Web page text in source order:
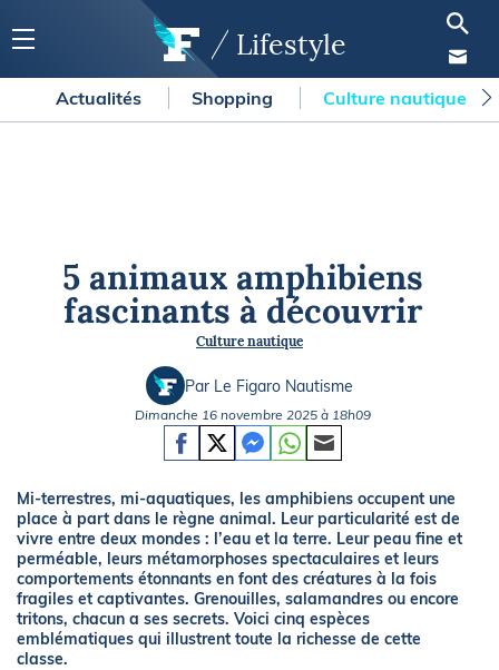
Lifestyle
Actualités Shopping Culture nautique
5 animaux amphibiens
fascinants à découvrir
Culture nautique
Par Le Figaro Nautisme
Dimanche 16 novembre 2025 à 18h09
Mi-terrestres, mi-aquatiques, les amphibiens occupent une
place à part dans le règne animal. Leur particularité est de
vivre entre deux mondes : l’eau et la terre. Leur peau fine et
perméable, leurs métamorphoses spectaculaires et leurs
comportements étonnants en font des créatures à la fois
fragiles et captivantes. Grenouilles, salamandres ou encore
tritons, chacun a ses secrets. Voici cinq espèces
emblématiques qui illustrent toute la richesse de cette
classe.